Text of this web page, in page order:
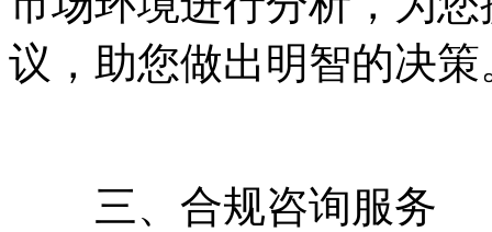
议，助您做出明智的决策
三、合规咨询服务